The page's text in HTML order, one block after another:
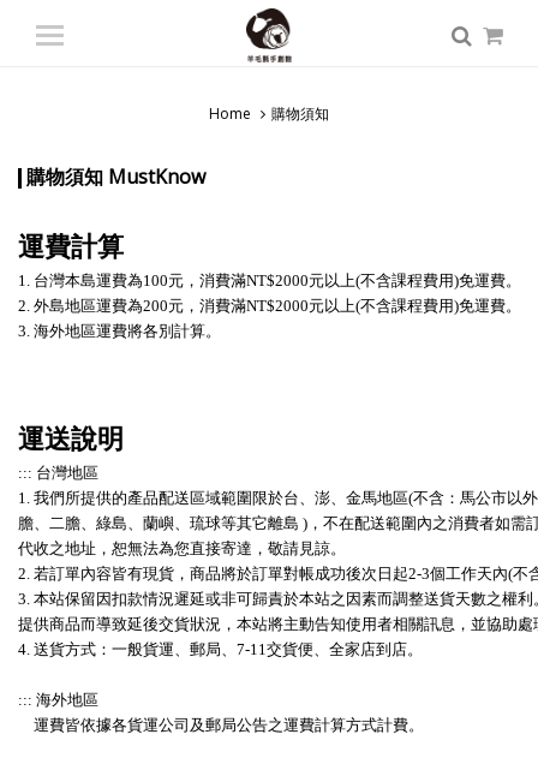
登入
入門課程
師資派遣
認識羊毛氈
Home 購物須知
購物須知 MustKnow
運費計算
1. 台灣本島運費為100元，消費滿NT$2000元以上(不含課程費用)免運費。
2. 外島地區運費為200元，消費滿NT$2000元以上(不含課程費用)免運費。
3. 海外地區運費將各別計算。
運送說明
::: 台灣地區
1. 我們所提供的產品配送區域範圍限於台、澎、金馬地區(不含：馬公市以
膽、二膽、綠島、蘭嶼、琉球等其它離島 )，不在配送範圍內之消費者如需
代收之地址，恕無法為您直接寄達，敬請見諒。
2. 若訂單內容皆有現貨， 商品將於訂單對帳成功後次日起2-3個工作天內(不
3. 本站保留因扣款情況遲延或非可歸責於本站之因素而調整送貨天數之權
提供商品而導致延後交貨狀況，本站將主動告知使用者相關訊息，並協助
4. 送貨方式：一般貨運、郵局、7-11交貨便、全家店到店。
::: 海外地區
運費皆依據各貨運公司及郵局公告之運費計算方式計費。